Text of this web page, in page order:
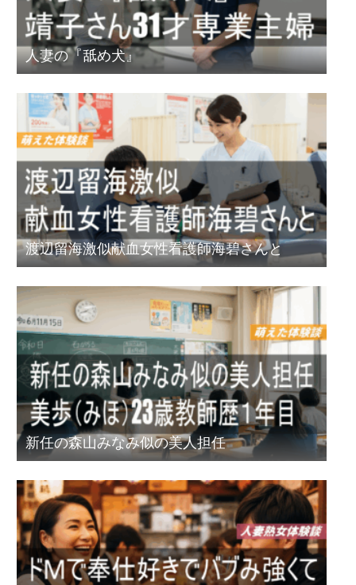
人妻の『舐め犬』
渡辺留海激似献血女性看護師海碧さんと
新任の森山みなみ似の美人担任